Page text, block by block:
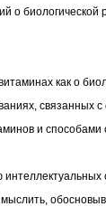
о биологической
как о
связанных
и